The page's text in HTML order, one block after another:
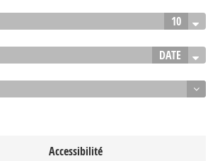
10
DATE
Accessibilité